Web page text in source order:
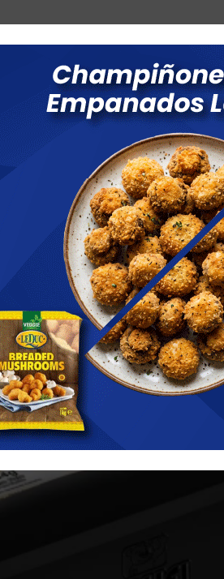
a $ 1500 costo de envío
Blog Ofertas